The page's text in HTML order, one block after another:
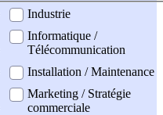
Industrie
Informatique /
Télécommunication
Installation / Maintenance
Marketing / Stratégie
commerciale